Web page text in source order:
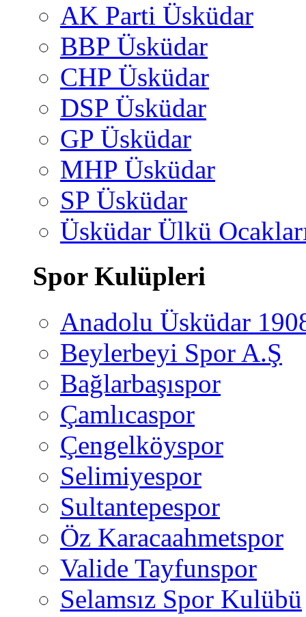
AK Parti Üsküdar
BBP Üsküdar
CHP Üsküdar
DSP Üsküdar
GP Üsküdar
MHP Üsküdar
SP Üsküdar
Üsküdar Ülkü
Spor Kulüpleri
Anadolu Üsküdar
Beylerbeyi Spor A.Ş
Bağlarbaşıspor
Çamlıcaspor
Çengelköyspor
Selimiyespor
Sultantepespor
Öz Karacaahmetspor
Valide Tayfunspor
Selamsız Spor Kulübü